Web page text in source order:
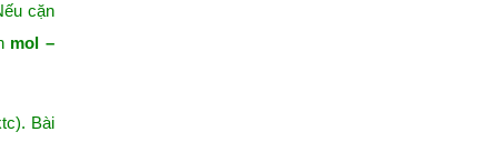
cặn
mol –
Bài